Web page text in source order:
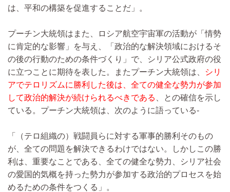
は、平和の構築を促進することだ」。
プーチン大統領はまた、ロシア航空宇宙軍の活動が「情勢
に肯定的な影響」を与え、「政治的な解決領域におけるそ
の後の行動のための条件づくり」で、シリア公式政府の役
に立つことに期待を表した。またプーチン大統領は、
シリ
アでテロリズムに勝利した後は、全ての健全な勢力が参加
して政治的解決が続けられるべきである
、との確信を示し
ている。プーチン大統領は、次のように語っている‐
「（テロ組織の）戦闘員らに対する軍事的勝利そのもの
が、全ての問題を解決できるわけではない。しかしこの勝
利は、重要なことである、全ての健全な勢力、シリア社会
の愛国的気概を持った勢力が参加する政治的プロセスを始
めるための条件をつくる」。